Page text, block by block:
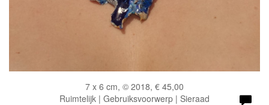
7 x 6 cm, © 2018, € 45,00
Ruimtelijk | Gebruiksvoorwerp | Sieraad